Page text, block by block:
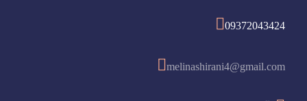
09372043424
melinashirani4@gmail.com